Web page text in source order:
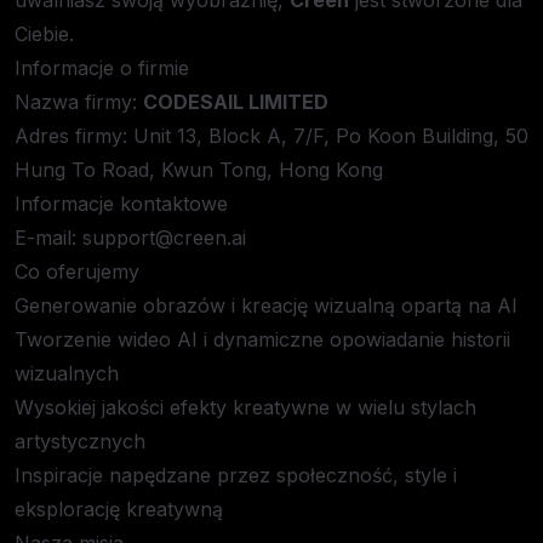
Ciebie.
Informacje o firmie
Nazwa firmy: CODESAIL LIMITED
Adres firmy: Unit 13, Block A, 7/F, Po Koon Building, 50
Hung To Road, Kwun Tong, Hong Kong
Informacje kontaktowe
E-mail: support@creen.ai
Co oferujemy
Generowanie obrazów i kreację wizualną opartą na AI
Tworzenie wideo AI i dynamiczne opowiadanie historii
wizualnych
Wysokiej jakości efekty kreatywne w wielu stylach
artystycznych
Inspiracje napędzane przez społeczność, style i
eksplorację kreatywną